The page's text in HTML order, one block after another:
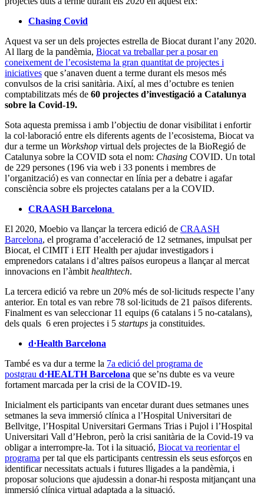
Chasing Covid
Aquest va ser un dels projectes estrella de Biocat durant l’any 2020.
Al llarg de la pandèmia, Biocat va treballar per a posar en
coneixement de l’ecosistema la gran quantitat de projectes i
iniciatives que s’anaven duent a terme durant els mesos més
convulsos de la crisi sanitària. Així, al mes d’octubre es tenien
comptabilitzats més de 60 projectes d’investigació a Catalunya
sobre la Covid-19.
Sota aquesta premissa i amb l’objectiu de donar visibilitat i enfortir
la col·laboració entre els diferents agents de l’ecosistema, Biocat va
dur a terme un Workshop virtual dels projectes de la BioRegió de
Catalunya sobre la COVID sota el nom: Chasing COVID. Un total
de 229 persones (196 via web i 33 ponents i membres de
l’organització) es van connectar en línia per a debatre i agafar
consciència sobre els projectes catalans per a la COVID.
CRAASH Barcelona
El 2020, Moebio va llançar la tercera edició de CRAASH
Barcelona, el programa d’acceleració de 12 setmanes, impulsat per
Biocat, el CIMIT i EIT Health per ajudar investigadors i
emprenedors catalans i d’altres països europeus a llançar al mercat
innovacions en l’àmbithealthtech.
La tercera edició va rebre un 20% més de sol·licituds respecte l’any
anterior. En total es van rebre 78 sol·licituds de 21 països diferents.
Finalment es van seleccionar 11 equips (6 catalans i 5 no-catalans),
dels quals 6 eren projectes i 5 startups ja constituides.
d·Health Barcelona
També es va dur a terme la 7a edició del programa de
postgrau d·HEALTH Barcelona que se’ns dubte es va veure
fortament marcada per la crisi de la COVID-19.
Inicialment els participants van encetar durant dues setmanes unes
setmanes la seva immersió clínica a l’Hospital Universitari de
Bellvitge, l’Hospital Universitari Germans Trias i Pujol i l’Hospital
Universitari Vall d’Hebron, però la crisi sanitària de la Covid-19 va
obligar a interrompre-la. Tot i la situació, Biocat va reorientar el
programa per tal que els participants centressin els seus esforços en
identificar necessitats actuals i futures lligades a la pandèmia, i
proposar solucions que ajudessin a donar-hi resposta mitjançant una
immersió clínica virtual adaptada a la situació.